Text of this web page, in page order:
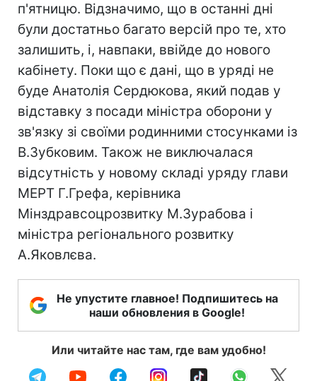
п'ятницю. Відзначимо, що в останні дні
були достатньо багато версій про те, хто
залишить, і, навпаки, ввійде до нового
кабінету. Поки що є дані, що в уряді не
буде Анатолія Сердюкова, який подав у
відставку з посади міністра оборони у
зв'язку зі своїми родинними стосунками із
В.Зубковим. Також не виключалася
відсутність у новому складі уряду глави
МЕРТ Г.Грефа, керівника
Мінздравсоцрозвитку М.Зурабова і
міністра регіонального розвитку
А.Яковлєва.
Не упустите главное! Подпишитесь на
наши обновления в Google!
Или читайте нас там, где вам удобно!